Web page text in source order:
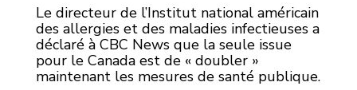
Le directeur de l’Institut national américain
des allergies et des maladies infectieuses a
déclaré à CBC News que la seule issue
pour le Canada est de « doubler »
maintenant les mesures de santé publique.